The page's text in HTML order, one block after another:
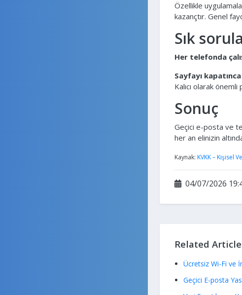
Özellikle
kazançtır. Genel
Sık
Her telefonda
Sayfayı
Kalıcı olarak önemli
Sonuç
Geçici e-posta ve
her an elinizin
Kaynak: KVKK – Kişisel
04/07/2026
Related
Ücretsiz Wi-Fi ve
Geçici E-posta